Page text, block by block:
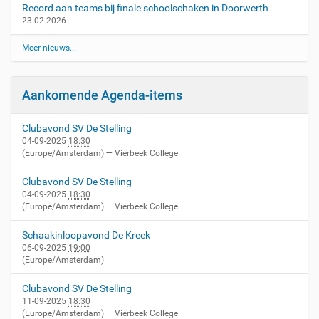
Record aan teams bij finale schoolschaken in Doorwerth
23-02-2026
Meer nieuws...
Aankomende Agenda-items
Clubavond SV De Stelling
04-09-2025 18:30
(Europe/Amsterdam) — Vierbeek College
Clubavond SV De Stelling
04-09-2025 18:30
(Europe/Amsterdam) — Vierbeek College
Schaakinloopavond De Kreek
06-09-2025 19:00
(Europe/Amsterdam)
Clubavond SV De Stelling
11-09-2025 18:30
(Europe/Amsterdam) — Vierbeek College